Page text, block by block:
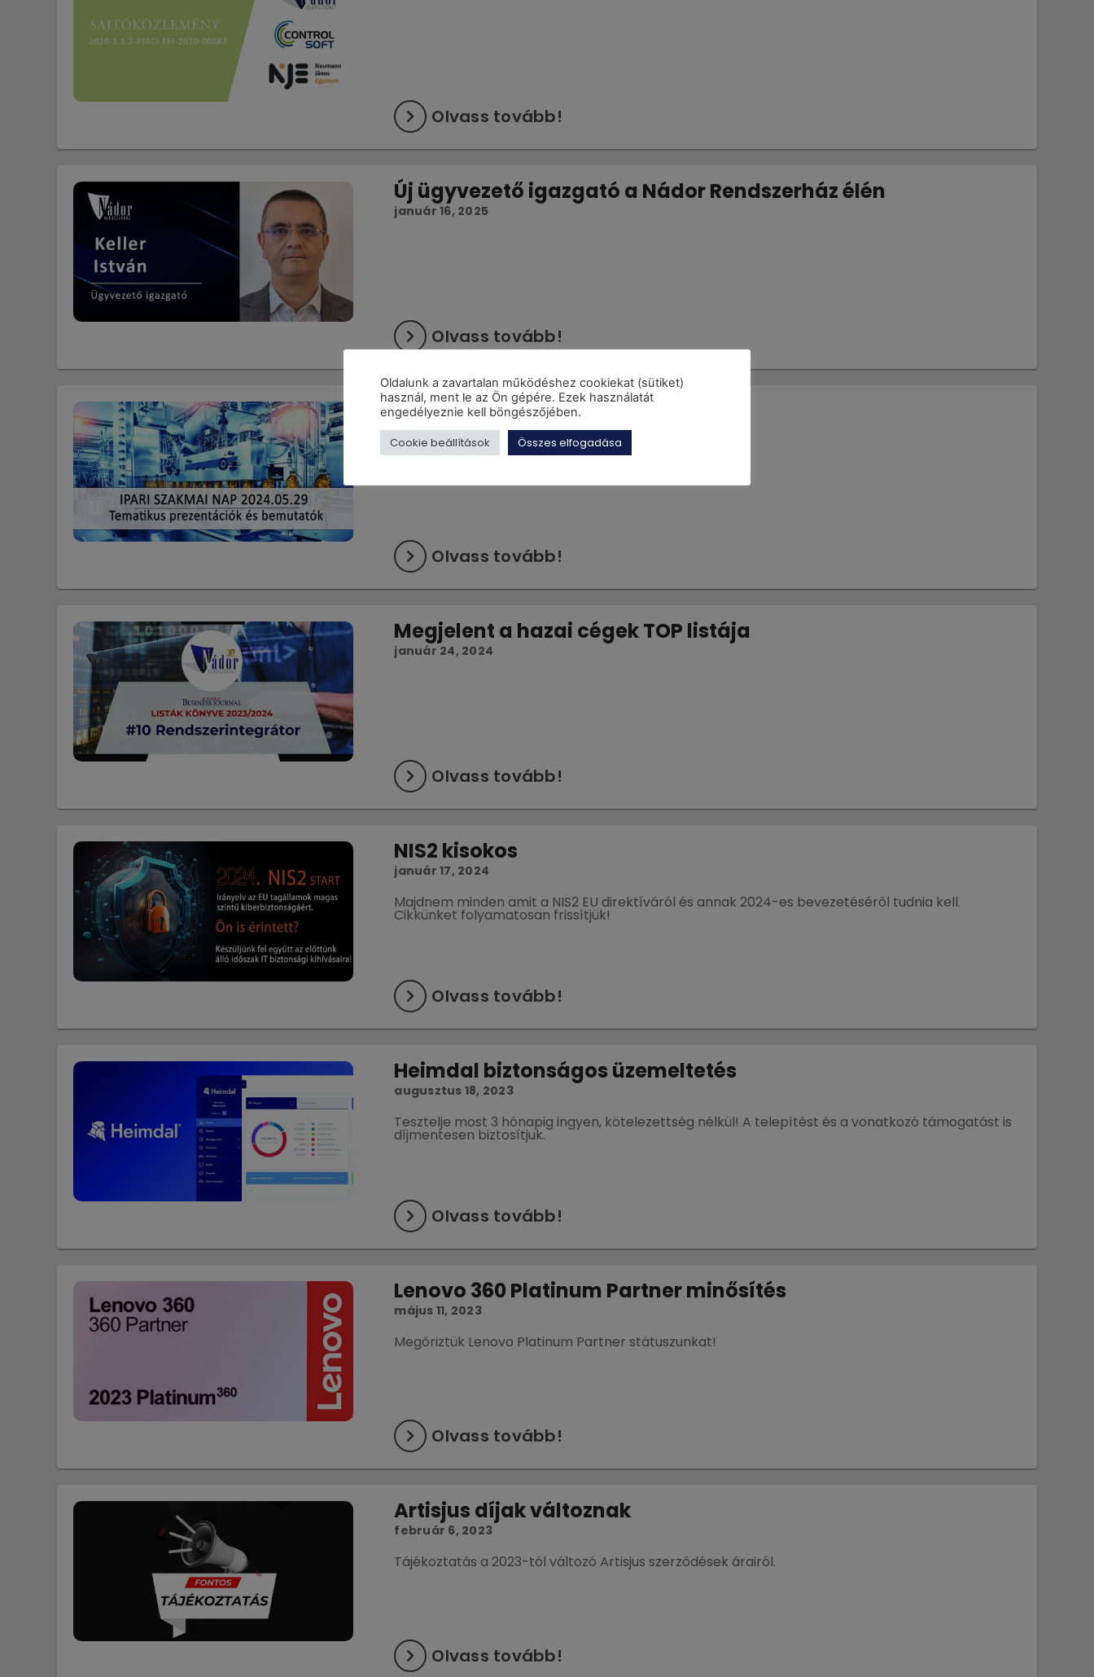
Olvass tovább!
Új ügyvezető igazgató a Nádor Rendszerház élén
január 16, 2025
Olvass tovább!
Ipari Szakmai Nap 2024.
április 25, 2024
Olvass tovább!
Megjelent a hazai cégek TOP listája
január 24, 2024
Olvass tovább!
NIS2 kisokos
január 17, 2024
Majdnem minden amit a NIS2 EU direktíváról és annak 2024-es bevezetéséről tudnia kell.
Cikkünket folyamatosan frissítjük!
Olvass tovább!
Heimdal biztonságos üzemeltetés
augusztus 18, 2023
Tesztelje most 3 hónapig ingyen, kötelezettség nélkül! A telepítést és a vonatkozó támogatást is
díjmentesen biztosítjuk.
Olvass tovább!
Lenovo 360 Platinum Partner minősítés
május 11, 2023
Megőriztük Lenovo Platinum Partner státuszunkat!
Olvass tovább!
Artisjus díjak változnak
február 6, 2023
Tájékoztatás a 2023-tól változó Artisjus szerződések árairól.
Olvass tovább!
Oldalunk a zavartalan működéshez cookiekat (sütiket)
használ, ment le az Ön gépére. Ezek használatát
engedélyeznie kell böngészőjében.
Cookie beállítások Összes elfogadása